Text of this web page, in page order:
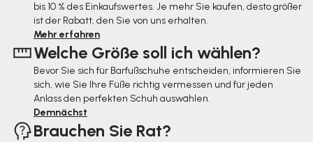
bis 10 % des Einkaufswertes. Je mehr Sie kaufen, desto größer
ist der Rabatt, den Sie von uns erhalten.
Mehr erfahren
Welche Größe soll ich wählen?
Bevor Sie sich für Barfußschuhe entscheiden, informieren Sie
sich, wie Sie Ihre Füße richtig vermessen und für jeden
Anlass den perfekten Schuh auswählen.
Demnächst
Brauchen Sie Rat?